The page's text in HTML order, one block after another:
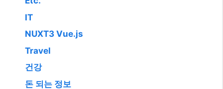
IT
NUXT3 Vue.js
Travel
건강
돈 되는 정보